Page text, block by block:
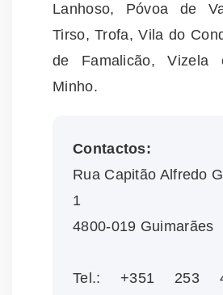
Lanhoso, Póvoa de
Tirso, Trofa, Vila do
de Famalicão,
Minho.
Contactos:
Rua Capitão Alfredo
1
4800-019 Guimarães
Tel.: +351 253